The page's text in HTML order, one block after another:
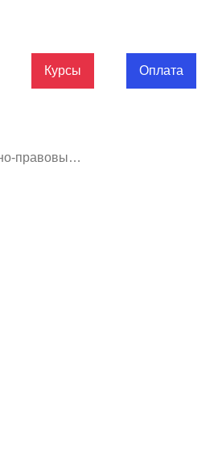
Курсы Оплата
Локальные нормативно-правовые акты